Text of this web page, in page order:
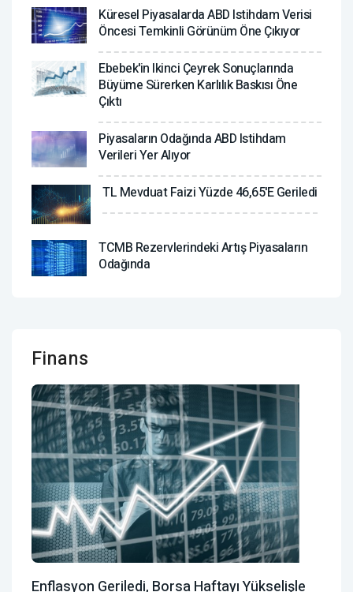
Küresel Piyasalarda ABD Istihdam Verisi
Öncesi Temkinli Görünüm Öne Çıkıyor
Ebebek'in Ikinci Çeyrek Sonuçlarında
Büyüme Sürerken Karlılık Baskısı Öne
Çıktı
Piyasaların Odağında ABD Istihdam
Verileri Yer Alıyor
TL Mevduat Faizi Yüzde 46,65'e Geriledi
TCMB Rezervlerindeki Artış Piyasaların
Odağında
Finans
Enflasyon Geriledi, Borsa Haftayı Yükselişle